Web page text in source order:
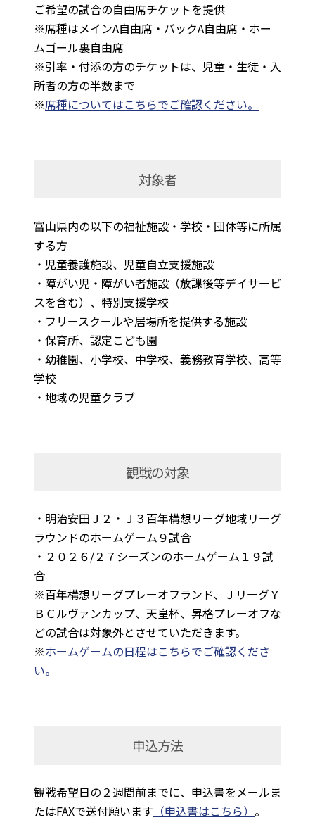
ご希望の試合の自由席チケットを提供
※席種はメインA自由席・バックA自由席・ホー
ムゴール裏自由席
※引率・付添の方のチケットは、児童・生徒・入
所者の方の半数まで
※席種についてはこちらでご確認ください。
対象者
富山県内の以下の福祉施設・学校・団体等に所属
する方
・児童養護施設、児童自立支援施設
・障がい児・障がい者施設（放課後等デイサービ
スを含む）、特別支援学校
・フリースクールや居場所を提供する施設
・保育所、認定こども園
・幼稚園、小学校、中学校、義務教育学校、高等
学校
・地域の児童クラブ
観戦の対象
・明治安田Ｊ２・Ｊ３百年構想リーグ地域リーグ
ラウンドのホームゲーム９試合
・２０２６/２７シーズンのホームゲーム１９試
合
※百年構想リーグプレーオフランド、ＪリーグＹ
ＢＣルヴァンカップ、天皇杯、昇格プレーオフな
どの試合は対象外とさせていただきます。
※ホームゲームの日程はこちらでご確認くださ
い。
申込方法
観戦希望日の２週間前までに、申込書をメールま
たはFAXで送付願います （申込書はこちら） 。